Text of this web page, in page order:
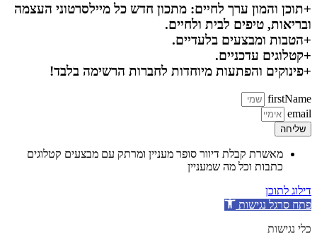
+תוכן והמון ערך לחיים: מתכון חדש כל מיילסרטוני העצמה
ובריאות, טיפים לבית ולחיים.
+הטבות ומבצעים בלעדיים.
+קטלוגים עדכניים.
+פינוקים והפתעות מיוחדות לחברות הרשימה בלבד!
firstName
email
שליחה
מאשרת קבלת דיוור סופר מעניין ומרתק עם מבצעים קטלוגים
כתבות וכל מה שמעניין
דילוג לתוכן
פתח סרגל נגישות
כלי נגישות